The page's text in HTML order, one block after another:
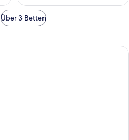
Über 3 Betten
Ein Hotelzimmer mit einem großen